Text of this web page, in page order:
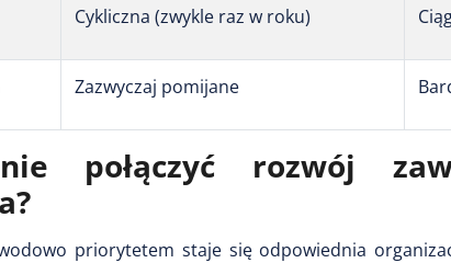
Cykliczna (zwykle raz w roku)
Zazwyczaj pomijane
połączyć rozwój
priorytetem staje się odpowiednia